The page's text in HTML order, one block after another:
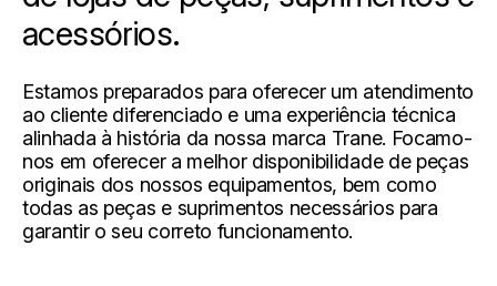
acessórios.
Estamos preparados para oferecer um atendimento
ao cliente diferenciado e uma experiência técnica
alinhada à história da nossa marca Trane. Focamo-
nos em oferecer a melhor disponibilidade de peças
originais dos nossos equipamentos, bem como
todas as peças e suprimentos necessários para
garantir o seu correto funcionamento.